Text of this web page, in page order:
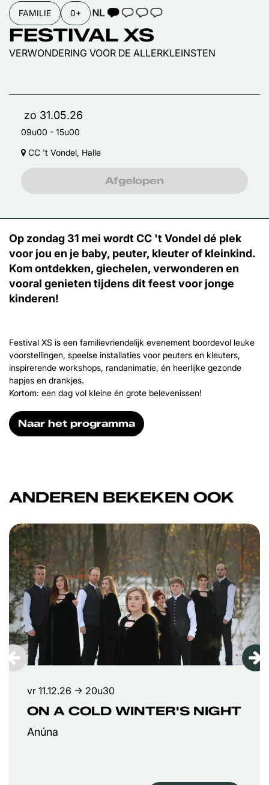
FAMILIE 0+ TAALICOON 1
FESTIVAL XS
VERWONDERING VOOR DE ALLERKLEINSTEN
zo 31.05.26
09u00 - 15u00
CC 't Vondel, Halle
Afgelopen
Op zondag 31 mei wordt CC 't Vondel dé plek
voor jou en je baby, peuter, kleuter of kleinkind.
Kom ontdekken, giechelen, verwonderen en
vooral genieten tijdens dit feest voor jonge
kinderen!
Festival XS is een familievriendelijk evenement boordevol leuke
voorstellingen, speelse installaties voor peuters en kleuters,
inspirerende workshops, randanimatie, én heerlijke gezonde
hapjes en drankjes.
Kortom: een dag vol kleine én grote belevenissen!
Naar het programma
ANDEREN BEKEKEN OOK
Overslaan
ON A COLD WINTER'S NIGHT
Anúna
vr 11.12.26 → 20u30